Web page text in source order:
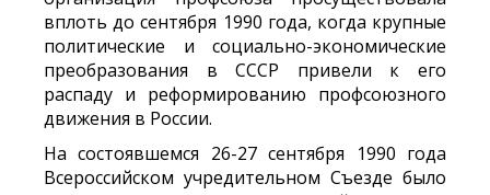
вплоть до сентября 1990 года, когда крупные
политические и социально-экономические
преобразования в СССР привели к его
распаду и реформированию профсоюзного
движения в России.
На состоявшемся 26-27 сентября 1990 года
Всероссийском учредительном Съезде было